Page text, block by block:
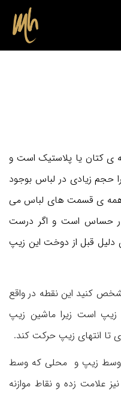
ی کتان یا پلاستیک است و
حجم زیادی در لباس بوجود
همه ی قسمت های لباس می
حساس است و اگر درست
قبل از دوخت این زیپ
کنید این نقطه در واقع
زیپ است زیرا ماشین زیپ
تا انتهای زیپ حرکت کند.
وسط زیپ و محلی که وسط
علامت زده و نقاط موازنه